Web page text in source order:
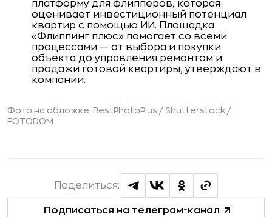
платформу для флипперов, которая
оценивает инвестиционный потенциал
квартир с помощью ИИ. Площадка
«Флиппинг плюс» помогает со всеми
процессами — от выбора и покупки
объекта до управления ремонтом и
продажи готовой квартиры, утверждают в
компании.
Фото на обложке: BestPhotoPlus / Shutterstock /
FOTODOM
Подписаться на телеграм-канал
Поделиться: